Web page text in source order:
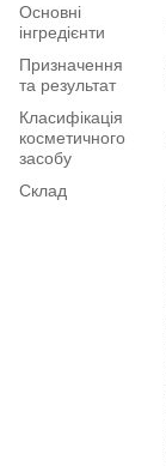
Основні
інгредієнти
Призначення
та результат
Класифікація
косметичного
засобу
Склад